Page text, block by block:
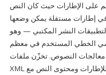
على الإطارات حيث كان النص
إطارات مستقلة يمكن وضعها
النشر المكتبي — وهو
الخطي المستخدم في معظم
معالجات النصوص. تخزّن ملفات KWD محتوى المستند بتنسيق
XML مضغوط يصف التسلسل الهرمي للإطارات ومحتوى النص مع